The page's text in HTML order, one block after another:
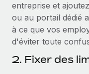
entreprise et
ou au portail dédié
à ce que vos
d'éviter toute
2. Fixer des